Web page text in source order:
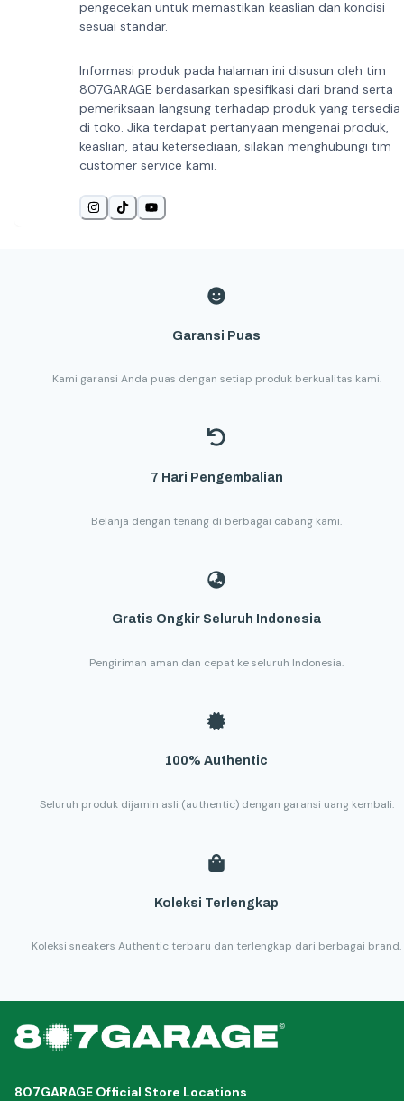
pengecekan untuk memastikan keaslian dan kondisi
sesuai standar.
Informasi produk pada halaman ini disusun oleh tim
807GARAGE berdasarkan spesifikasi dari brand serta
pemeriksaan langsung terhadap produk yang tersedia
di toko. Jika terdapat pertanyaan mengenai produk,
keaslian, atau ketersediaan, silakan menghubungi tim
customer service kami.
Garansi Puas
Kami garansi Anda puas dengan setiap produk berkualitas kami.
7 Hari Pengembalian
Belanja dengan tenang di berbagai cabang kami.
Gratis Ongkir Seluruh Indonesia
Pengiriman aman dan cepat ke seluruh Indonesia.
100% Authentic
Seluruh produk dijamin asli (authentic) dengan garansi uang kembali.
Koleksi Terlengkap
Koleksi sneakers Authentic terbaru dan terlengkap dari berbagai brand.
807GARAGE Official Store Locations